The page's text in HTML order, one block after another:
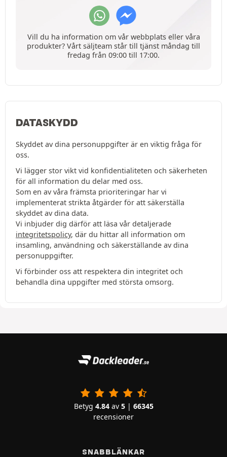
Vill du ha information om vår webbplats eller våra
produkter? Vårt säljteam står till tjänst måndag till
fredag från 09:00 till 17:00.
DATASKYDD
Skyddet av dina personuppgifter är en viktig fråga för
oss.
Vi lägger stor vikt vid konfidentialiteten och säkerheten
för all information du delar med oss.
Som en av våra främsta prioriteringar har vi
implementerat strikta åtgärder för att säkerställa
skyddet av dina data.
Vi inbjuder dig därför att läsa vår detaljerade
integritetspolicy, där du hittar all information om
insamling, användning och säkerställande av dina
personuppgifter.
Vi förbinder oss att respektera din integritet och
behandla dina uppgifter med största omsorg.
Betyg 4.84av 5| 66345
recensioner
SNABBLÄNKAR